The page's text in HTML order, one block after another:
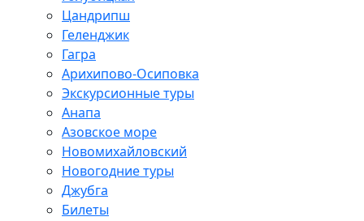
Цандрипш
Геленджик
Гагра
Арихипово-Осиповка
Экскурсионные туры
Анапа
Азовское море
Новомихайловский
Новогодние туры
Джубга
Билеты